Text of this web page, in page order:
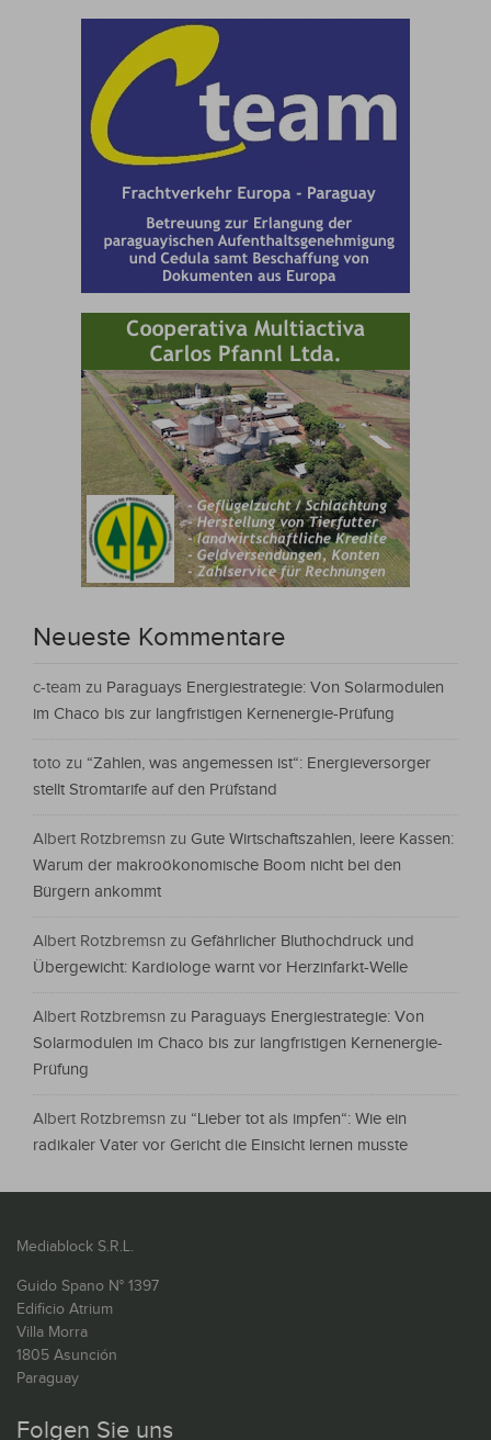
Neueste Kommentare
c-team zu Paraguays Energiestrategie: Von Solarmodulen
im Chaco bis zur langfristigen Kernenergie-Prüfung
toto zu “Zahlen, was angemessen ist“: Energieversorger
stellt Stromtarife auf den Prüfstand
Albert Rotzbremsn zu Gute Wirtschaftszahlen, leere Kassen:
Warum der makroökonomische Boom nicht bei den
Bürgern ankommt
Albert Rotzbremsn zu Gefährlicher Bluthochdruck und
Übergewicht: Kardiologe warnt vor Herzinfarkt-Welle
Albert Rotzbremsn zu Paraguays Energiestrategie: Von
Solarmodulen im Chaco bis zur langfristigen Kernenergie-
Prüfung
Albert Rotzbremsn zu “Lieber tot als impfen“: Wie ein
radikaler Vater vor Gericht die Einsicht lernen musste
Mediablock S.R.L.
Guido Spano N° 1397
Edificio Atrium
Villa Morra
1805 Asunción
Paraguay
Folgen Sie uns